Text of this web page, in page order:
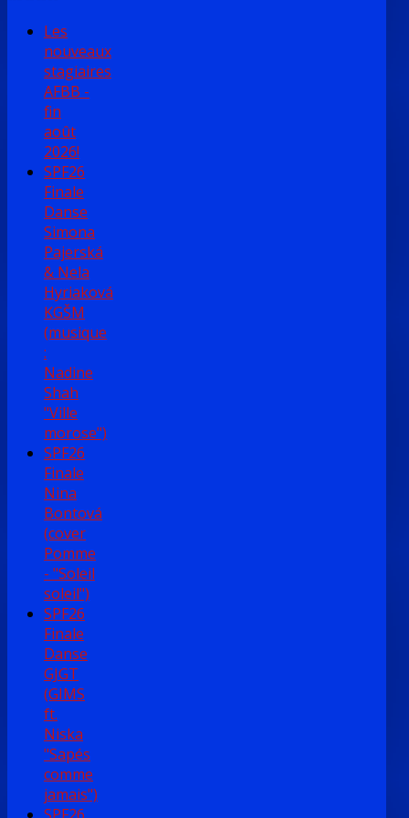
Les
nouveaux
stagiaires
AFBB -
fin
août
2026!
SPF26
Finale
Danse
Simona
Pajerská
& Nela
Hyriaková
KGŠM
(musique
:
Nadine
Shah
"Ville
morose")
SPF26
Finale
Nina
Bontová
(cover
Pomme
- "Soleil
soleil")
SPF26
Finale
Danse
GJGT
(GIMS
ft.
Niska
"Sapés
comme
jamais")